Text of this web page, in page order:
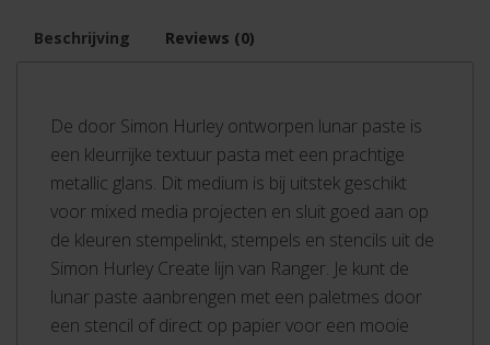
Beschrijving Reviews (0)
De door Simon Hurley ontworpen lunar paste is
een kleurrijke textuur pasta met een prachtige
metallic glans. Dit medium is bij uitstek geschikt
voor mixed media projecten en sluit goed aan op
de kleuren stempelinkt, stempels en stencils uit de
Simon Hurley Create lijn van Ranger. Je kunt de
lunar paste aanbrengen met een paletmes door
een stencil of direct op papier voor een mooie